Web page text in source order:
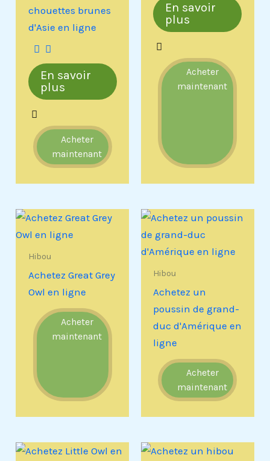
chouettes brunes
d'Asie en ligne
En savoir
plus
Acheter
maintenant
En savoir
plus
Acheter
maintenant
Hibou
Achetez Great Grey
Owl en ligne
Acheter
maintenant
Hibou
Achetez un
poussin de grand-
duc d'Amérique en
ligne
Acheter
maintenant